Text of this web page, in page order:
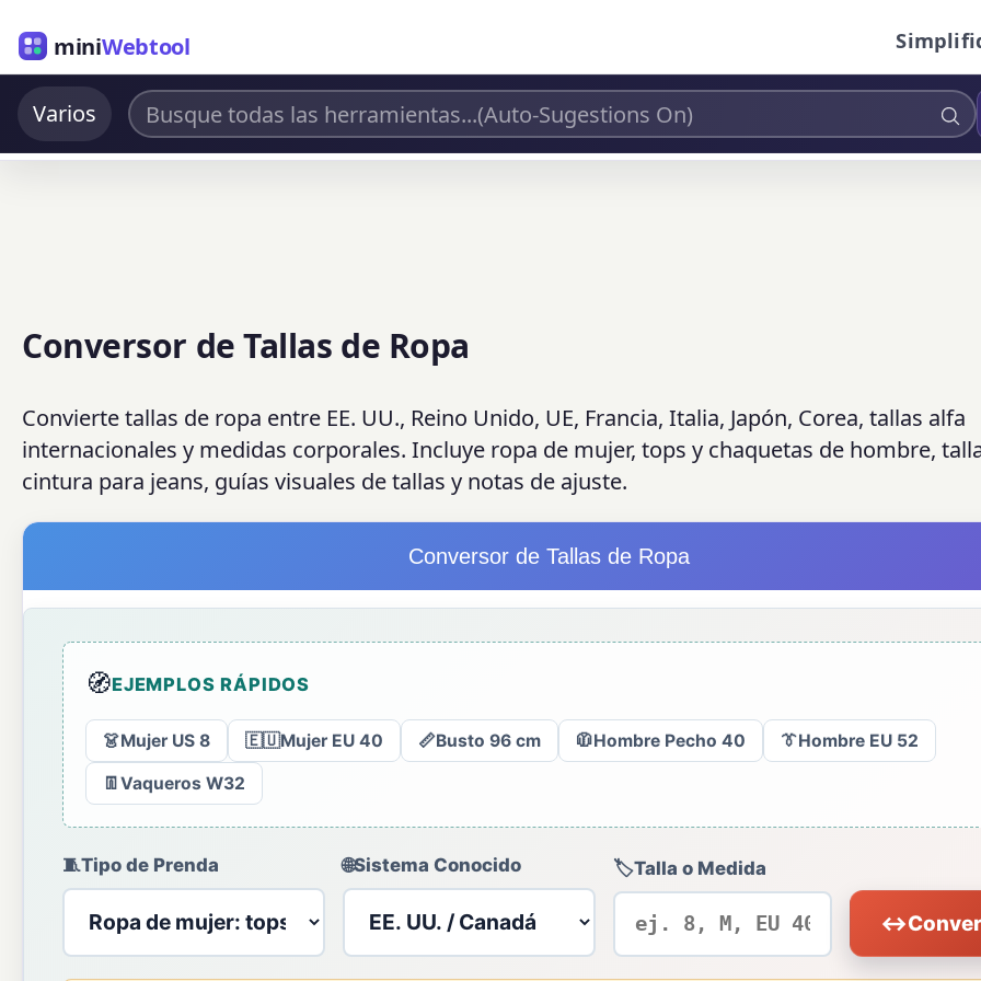
miniWebtool
Varios
Conversor de Tallas de Ropa
Convierte tallas de ropa entre EE. UU., Reino Unido, UE, Francia, Italia, Japón, Corea, tallas alfa
internacionales y medidas corporales. Incluye ropa de mujer, tops y chaquetas de hombre,
cintura para jeans, guías visuales de tallas y notas de ajuste.
Conversor de Tallas de Ropa
🧭EJEMPLOS RÁPIDOS
👗Mujer US 8 🇪🇺Mujer EU 40 📏Busto 96 cm 🧥Hombre Pecho 40 👔Hombre EU 52
👖Vaqueros W32
🧵Tipo de Prenda 🌐Sistema Conocido 🏷️Talla o Medida
↔